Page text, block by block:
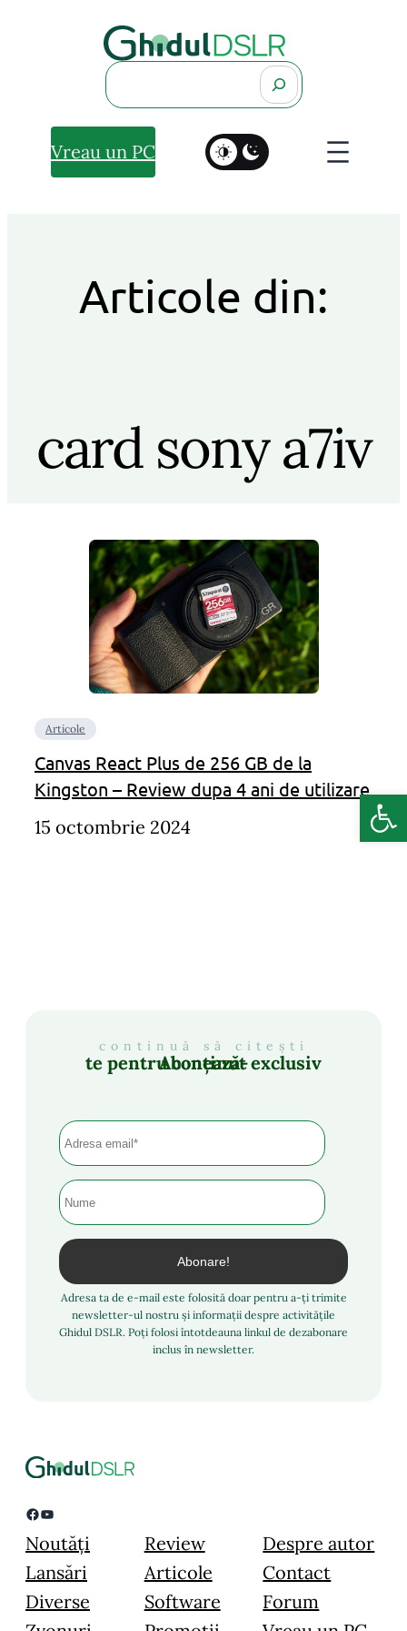
Search
Vreau un PC
Articole din:
card sony a7iv
Articole
Canvas React Plus de 256 GB de la
Kingston – Review dupa 4 ani de utilizare
15 octombrie 2024
continuă să citești
Abonează-te pentru conținut exclusiv
Adresa ta de e-mail este folosită doar pentru a-ți trimite
newsletter-ul nostru și informații despre activitățile
Ghidul DSLR. Poți folosi întotdeauna linkul de dezabonare
inclus în newsletter.
Facebook YouTube
Noutăți
Lansări
Diverse
Review
Articole
Software
Despre autor
Contact
Forum